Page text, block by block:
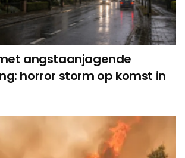
angstaanjagende
horror storm op komst in